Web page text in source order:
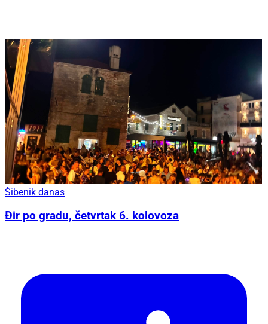
Šibenik danas
Đir po gradu, četvrtak 6. kolovoza